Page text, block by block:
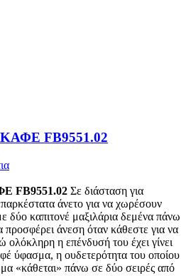
FB9551.02
FB9551.02 Σε διάσταση για
άνετο για να χωρέσουν
δύο καπιτονέ μαξιλάρια δεμένα πάνω
άνεση όταν κάθεστε για να
ολόκληρη η επένδυσή του έχει γίνει
ύφασμα, η ουδετερότητα του οποίου
«κάθεται» πάνω σε δύο σειρές από